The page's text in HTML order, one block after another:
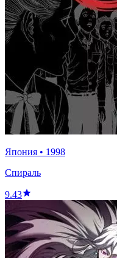
Япония • 1998
Спираль
9.43